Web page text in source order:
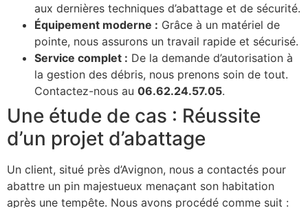
aux dernières techniques d’abattage et de sécurité.
Équipement moderne : Grâce à un matériel de
pointe, nous assurons un travail rapide et sécurisé.
Service complet : De la demande d’autorisation à
la gestion des débris, nous prenons soin de tout.
Contactez-nous au 06.62.24.57.05.
Une étude de cas : Réussite
d’un projet d’abattage
Un client, situé près d’Avignon, nous a contactés pour
abattre un pin majestueux menaçant son habitation
après une tempête. Nous avons procédé comme suit :